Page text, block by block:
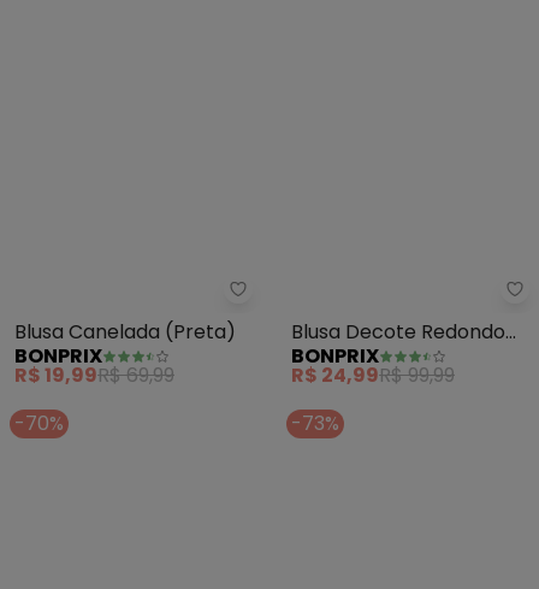
Blusa Canelada (Preta)
BONPRIX
R$ 19,99R$ 69,99
Blusa Decote Redondo
com Renda (Preta)
BONPRIX
R$ 24,99R$ 99,99
-70%
-73%